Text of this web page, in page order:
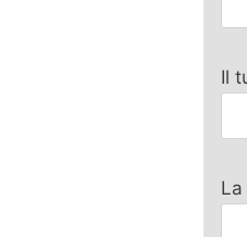
Il